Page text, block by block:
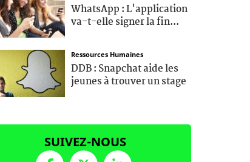
WhatsApp : L'application
va-t-elle signer la fin...
Ressources Humaines
DDB : Snapchat aide les
jeunes à trouver un stage
SUIVEZ-NOUS